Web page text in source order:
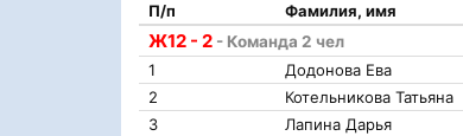
Ж12 - 2 - Команда 2 чел
П/п Фамилия, имя
1 Додонова Ева
2
Котельникова Татьяна
3
Лапина Дарья